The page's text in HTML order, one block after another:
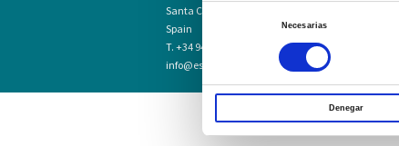
Selección
Necesarias
Denegar
Santa Cruz de Bezana - Cantabria ·
Spain
T. +34 942 016 116 · F. +34 942 584 120
info@escuelahospitalmompia.com